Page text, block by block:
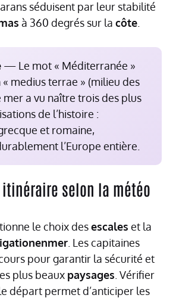
séduisent par leur stabilité
à 360 degrés sur la côte
— Le mot « Méditerranée »
medius terrae » (milieu des
mer a vu naître trois des plus
de l’histoire :
et romaine,
l’Europe entière.
itinéraire selon la météo
le choix desescales et la
. Les capitaines
pour garantir la sécurité et
plus beaux paysages . Vérifier
départ permet d’anticiper les